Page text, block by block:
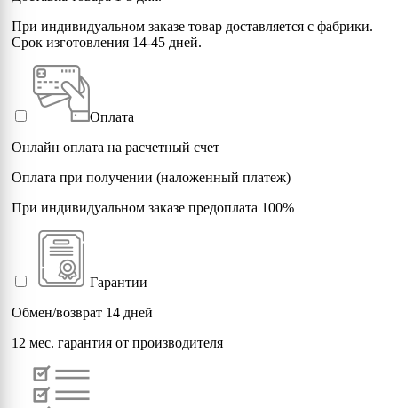
При индивидуальном заказе товар доставляется с фабрики.
Срок изготовления 14-45 дней.
Оплата
Онлайн оплата на расчетный счет
Оплата при получении (наложенный платеж)
При индивидуальном заказе предоплата 100%
Гарантии
Обмен/возврат 14 дней
12 мес. гарантия от производителя